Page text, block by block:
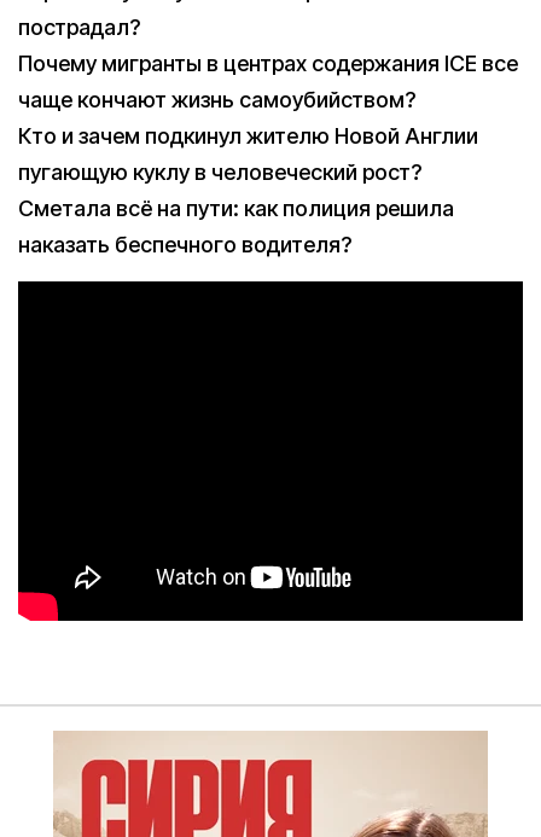
пострадал?
Почему мигранты в центрах содержания ICE все
чаще кончают жизнь самоубийством?
Кто и зачем подкинул жителю Новой Англии
пугающую куклу в человеческий рост?
Сметала всё на пути: как полиция решила
наказать беспечного водителя?